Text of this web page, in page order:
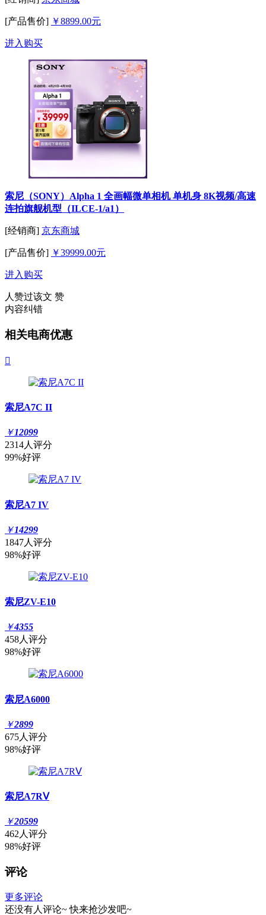
[产品售价] ￥8899.00元
进入购买
索尼（SONY）Alpha 1 全画幅微单相机 单机身 8K视频/高速
连拍旗舰机型（ILCE-1/a1）
[经销商] 京东商城
[产品售价] ￥39999.00元
进入购买
人赞过该文 赞
内容纠错
相关电商优惠

索尼A7C II
￥12099
2314人评分
99%好评
索尼A7 IV
￥14299
1847人评分
98%好评
索尼ZV-E10
￥4355
458人评分
98%好评
索尼A6000
￥2899
675人评分
98%好评
索尼A7RⅤ
￥20599
462人评分
98%好评
评论
更多评论
还没有人评论~ 快来抢沙发吧~